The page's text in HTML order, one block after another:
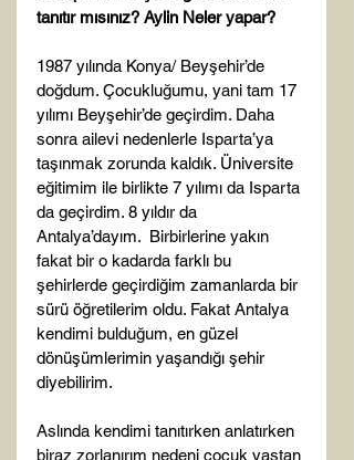
tanıtır mısınız? Aylin Neler yapar?
1987 yılında Konya/ Beyşehir’de
doğdum. Çocukluğumu, yani tam 17
yılımı Beyşehir’de geçirdim. Daha
sonra ailevi nedenlerle Isparta’ya
taşınmak zorunda kaldık. Üniversite
eğitimim ile birlikte 7 yılımı da Isparta
da geçirdim. 8 yıldır da
Antalya’dayım.  Birbirlerine yakın
fakat bir o kadarda farklı bu
şehirlerde geçirdiğim zamanlarda bir
sürü öğretilerim oldu. Fakat Antalya
kendimi bulduğum, en güzel
dönüşümlerimin yaşandığı şehir
diyebilirim.
Aslında kendimi tanıtırken anlatırken
biraz zorlanırım nedeni çocuk yaştan